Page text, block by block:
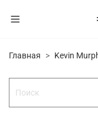
Главная Kevin